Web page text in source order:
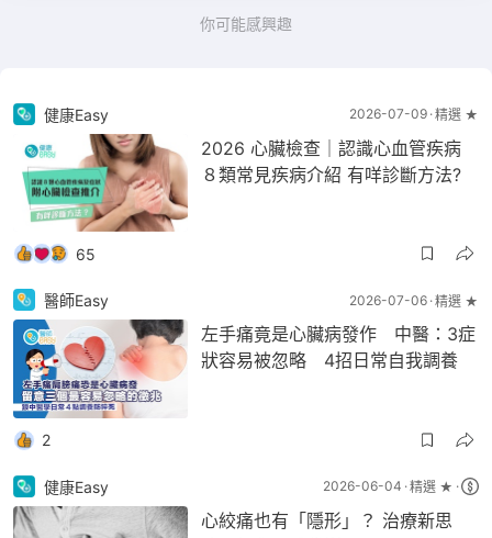
你可能感興趣
健康Easy 2026-07-09 精選 ★
2026 心臟檢查｜認識心血管疾病
８類常見疾病介紹 有咩診斷方法?
65
醫師Easy 2026-07-06 精選 ★
左手痛竟是心臟病發作 中醫：3症
狀容易被忽略 4招日常自我調養
2
健康Easy 2026-06-04 精選 ★
心絞痛也有「隱形」？ 治療新思